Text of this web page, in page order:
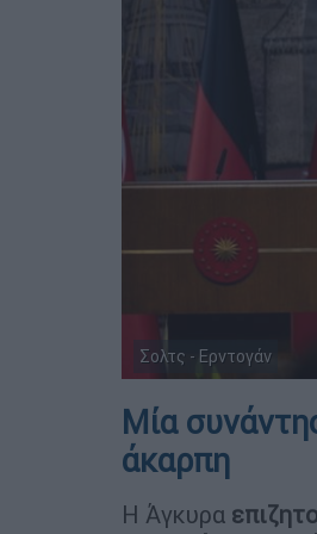
Σολτς - Ερντογάν
Μία
άκαρπη
Η Άγκυρα